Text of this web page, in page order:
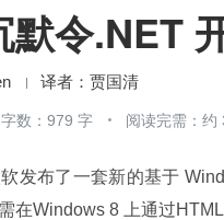
默令.NET
贾国清
数：979 字 阅读完需：约
发布了一套新的基于
在Windows 8 上通过